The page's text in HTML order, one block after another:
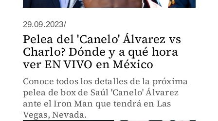
29.09.2023/
Pelea del 'Canelo' Álvarez vs
Charlo? Dónde y a qué hora
ver EN VIVO en México
Conoce todos los detalles de la próxima
pelea de box de Saúl 'Canelo' Álvarez
ante el Iron Man que tendrá en Las
Vegas, Nevada.